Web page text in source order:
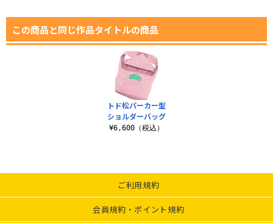
この商品と同じ作品タイトルの商品
トド松パーカー型
ショルダーバッグ
¥6,600（税込）
ご利用規約
会員規約・ポイント規約